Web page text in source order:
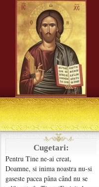
Cugetari:
Pentru Tine ne-ai creat,
Doamne, si inima noastra nu-si
gaseste pacea pâna când nu se